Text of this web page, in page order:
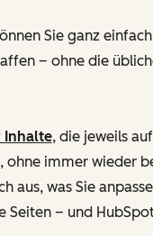
Sie ganz einfach
– ohne die
Inhalte, die jeweils auf
ohne immer wieder
aus, was Sie
Seiten – und